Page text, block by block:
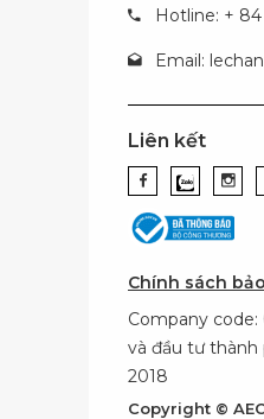
Hotline: +
Email:
Liên kết
Chính sách
Company code:
và đầu tư thành
2018
Copyright ©